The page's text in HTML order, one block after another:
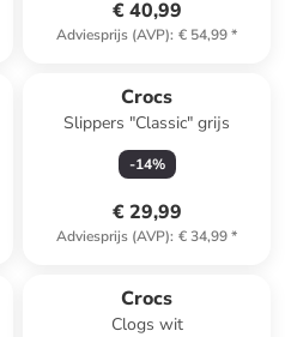
€ 40,99
Adviesprijs (AVP): € 54,99*
Crocs
Slippers "Classic" grijs
-14%
€ 29,99
Adviesprijs (AVP): € 34,99*
Crocs
Clogs wit